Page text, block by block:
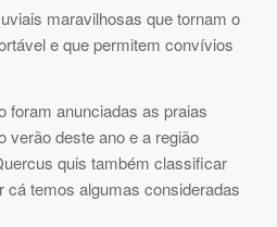
maravilhosas que tornam o
e que permitem convívios
foram anunciadas as praias
verão deste ano e a região
quis também classificar
cá temos algumas consideradas